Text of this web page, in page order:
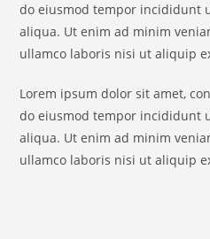
do eiusmod tempor incididunt
aliqua. Ut enim ad minim
ullamco laboris nisi ut aliquip
Lorem ipsum dolor sit amet,
do eiusmod tempor incididunt
aliqua. Ut enim ad minim
ullamco laboris nisi ut aliquip